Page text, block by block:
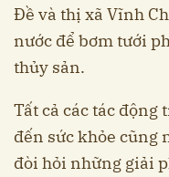
Đề và thị xã Vĩnh
nước để bơm tưới
thủy sản.
Tất cả các tác
đến sức khỏe cũng
đòi hỏi những giải